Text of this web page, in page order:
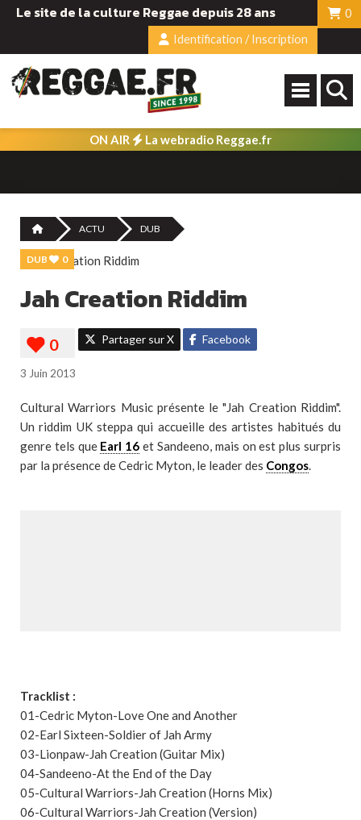
Le site de la culture Reggae depuis 28 ans
0
Identification / Inscription
ON AIR La webradio Reggae.fr
ACTU DUB
DUB 0
Jah Creation Riddim
Partager sur X Facebook
3 Juin 2013
Cultural Warriors Music présente le "Jah Creation Riddim".
Un riddim UK steppa qui accueille des artistes habitués du
genre tels que Earl 16 et Sandeeno, mais on est plus surpris
par la présence de Cedric Myton, le leader des Congos.
Tracklist :
01-Cedric Myton-Love One and Another
02-Earl Sixteen-Soldier of Jah Army
03-Lionpaw-Jah Creation (Guitar Mix)
04-Sandeeno-At the End of the Day
05-Cultural Warriors-Jah Creation (Horns Mix)
06-Cultural Warriors-Jah Creation (Version)